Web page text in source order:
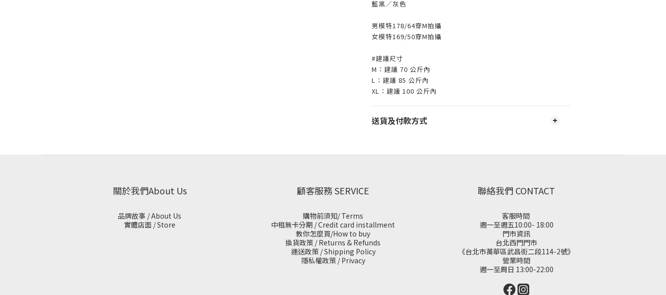
藍黑／灰色
男模特178/64穿M拍攝
女模特169/50穿M拍攝
#建議尺寸
M：建議 70 公斤內
L：建議 85 公斤內
XL：建議 100 公斤內
送貨及付款方式
關於我們About Us
品牌故事 / About Us
實體店面 / Store
顧客服務 SERVICE
購物前須知/ Terms
中租無卡分期 / Credit card installment
教你怎麼買/How to buy
換貨政策 / Returns & Refunds
運送政策 / Shipping Policy
隱私權政策 / Privacy
聯絡我們 CONTACT
客服時間
週一至週五10:00- 18:00
門市資訊
台北西門門市
《台北市萬華區武昌街二段114-2號》
營業時間
週一至周日 13:00-22:00